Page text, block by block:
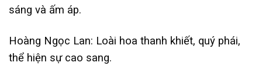
sáng và ấm áp.
Hoàng Ngọc Lan: Loài hoa thanh khiết, quý phái,
thể hiện sự cao sang.